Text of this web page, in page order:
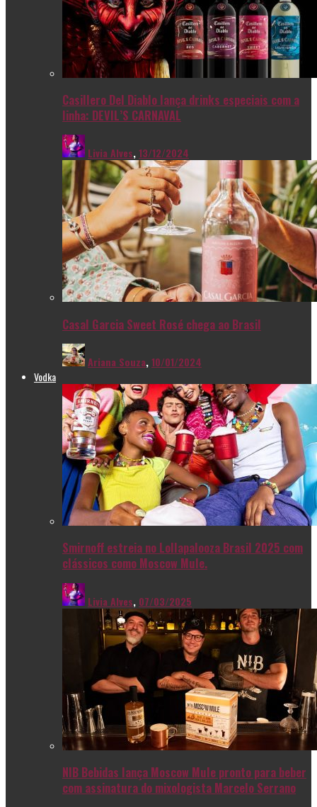
Casillero Del Diablo lança drinks especiais com a
linha: DEVIL’S CARNAVAL
Livia Alves,13/12/2024
Casal Garcia Sweet Rosé chega ao Brasil
Ariana Souza,10/01/2024
Vodka
Smirnoff estreia no Lollapalooza Brasil 2025 com
clássicos como Moscow Mule.
Livia Alves, 07/03/2025
NIB Bebidas lança Moscow Mule pronto para beber
com assinatura do mixologista Marcelo Serrano